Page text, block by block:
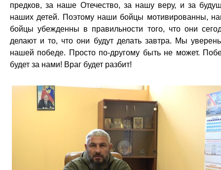
предков, за наше Отечество, за нашу веру, и за
наших детей. Поэтому наши бойцы мотивированны,
бойцы убежденны в правильности того, что они
делают и то, что они будут делать завтра. Мы
нашей победе. Просто по-другому быть не может.
будет за нами! Враг будет разбит!